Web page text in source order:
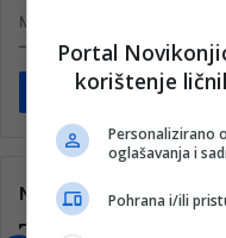
MATCH DAY HNK Stolac –
– 10. kolo; Stadion Zagrad
Pročitaj više
Najčitanije
Portal
korištenje
Personalizirano
oglašavanja i
Pohrana i/ili